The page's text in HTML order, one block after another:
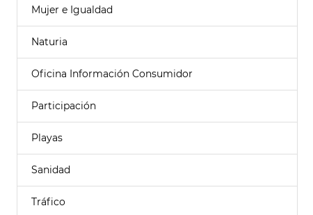
Mujer e Igualdad
Naturia
Oficina Información Consumidor
Participación
Playas
Sanidad
Tráfico